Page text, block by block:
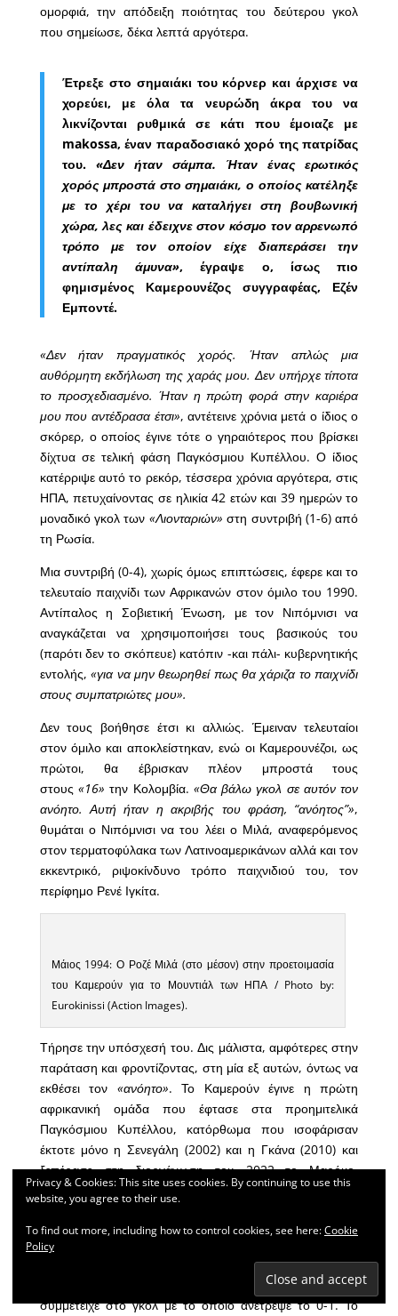
ομορφιά, την απόδειξη ποιότητας του δεύτερου γκολ
που σημείωσε, δέκα λεπτά αργότερα.
Έτρεξε στο σημαιάκι του κόρνερ και άρχισε να
χορεύει, με όλα τα νευρώδη άκρα του να
λικνίζονται ρυθμικά σε κάτι που έμοιαζε με
makossa, έναν παραδοσιακό χορό της πατρίδας
του. «Δεν ήταν σάμπα. Ήταν ένας ερωτικός
χορός μπροστά στο σημαιάκι, ο οποίος κατέληξε
με το χέρι του να καταλήγει στη βουβωνική
χώρα, λες και έδειχνε στον κόσμο τον αρρενωπό
τρόπο με τον οποίον είχε διαπεράσει την
αντίπαλη άμυνα», έγραψε ο, ίσως πιο
φημισμένος Καμερουνέζος συγγραφέας, Εζέν
Εμποντέ.
«Δεν ήταν πραγματικός χορός. Ήταν απλώς μια
αυθόρμητη εκδήλωση της χαράς μου. Δεν υπήρχε τίποτα
το προσχεδιασμένο. Ήταν η πρώτη φορά στην καριέρα
μου που αντέδρασα έτσι», αντέτεινε χρόνια μετά ο ίδιος ο
σκόρερ, ο οποίος έγινε τότε ο γηραιότερος που βρίσκει
δίχτυα σε τελική φάση Παγκόσμιου Κυπέλλου. Ο ίδιος
κατέρριψε αυτό το ρεκόρ, τέσσερα χρόνια αργότερα, στις
ΗΠΑ, πετυχαίνοντας σε ηλικία 42 ετών και 39 ημερών το
μοναδικό γκολ των «Λιονταριών» στη συντριβή (1-6) από
τη Ρωσία.
Μια συντριβή (0-4), χωρίς όμως επιπτώσεις, έφερε και το
τελευταίο παιχνίδι των Αφρικανών στον όμιλο του 1990.
Αντίπαλος η Σοβιετική Ένωση, με τον Νιπόμνισι να
αναγκάζεται να χρησιμοποιήσει τους βασικούς του
(παρότι δεν το σκόπευε) κατόπιν -και πάλι- κυβερνητικής
εντολής,«για να μην θεωρηθεί πως θα χάριζα το παιχνίδι
στους συμπατριώτες μου».
Δεν τους βοήθησε έτσι κι αλλιώς. Έμειναν τελευταίοι
στον όμιλο και αποκλείστηκαν, ενώ οι Καμερουνέζοι, ως
πρώτοι, θα έβρισκαν πλέον μπροστά τους
στους«16» την Κολομβία. «Θα βάλω γκολ σε αυτόν τον
ανόητο. Αυτή ήταν η ακριβής του φράση, “ανόητος”»,
θυμάται ο Νιπόμνισι να του λέει ο Μιλά, αναφερόμενος
στον τερματοφύλακα των Λατινοαμερικάνων αλλά και τον
εκκεντρικό, ριψοκίνδυνο τρόπο παιχνιδιού του, τον
περίφημο Ρενέ Ιγκίτα.
Μάιος 1994: Ο Ροζέ Μιλά (στο μέσον) στην προετοιμασία
του Καμερούν για το Μουντιάλ των ΗΠΑ / Photo by:
Eurokinissi (Action Images).
Τήρησε την υπόσχεσή του. Δις μάλιστα, αμφότερες στην
παράταση και φροντίζοντας, στη μία εξ αυτών, όντως να
εκθέσει τον «ανόητο». Το Καμερούν έγινε η πρώτη
αφρικανική ομάδα που έφτασε στα προημιτελικά
Παγκόσμιου Κυπέλλου, κατόρθωμα που ισοφάρισαν
έκτοτε μόνο η Σενεγάλη (2002) και η Γκάνα (2010) και
ξεπέρασε στη διοργάνωση του 2022 το Μαρόκο,
φτάνοντας στην τετράδα.
Τότε στους «8»
περίμενε η Αγγλία. Ο Μιλά και πάλι,
όπως σε κάθε παιχνίδι στο τουρνουά,
ως αλλαγή αγωνίστηκε. Μέσα σε πέντε λεπτά κέρδισε το
πέναλτι με το οποίο το Καμερούν ισοφάρισε και
συμμετείχε στο γκολ με το οποίο ανέτρεψε το 0-1. Το
Privacy & Cookies: This site uses cookies. By continuing to use this
website, you agree to their use.
To find out more, including how to control cookies, see here:Cookie
Policy